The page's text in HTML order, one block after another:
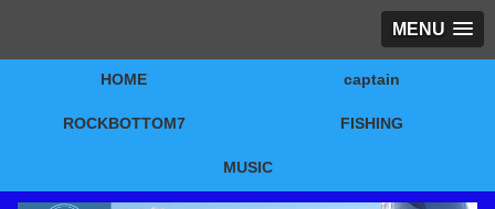
MENU
HOME captain
ROCKBOTTOM7 FISHING
MUSIC